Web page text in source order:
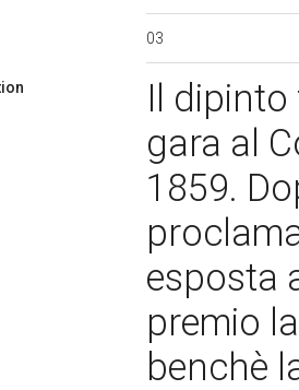
03
Il
gara al
1859.
esposta
premio
benchè